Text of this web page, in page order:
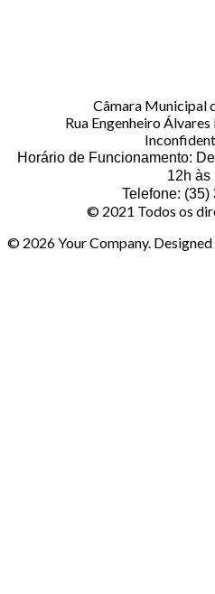
Câmara Municipal
Rua Engenheiro
Horário de Funcionamento:
12h às
Telefone: (35)
© 2021 Todos os
© 2026 Your Company.